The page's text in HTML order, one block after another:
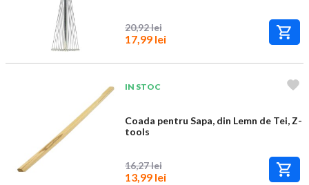
20,92 lei
17,99 lei
IN STOC
Coada pentru Sapa, din Lemn de Tei, Z-
tools
16,27 lei
13,99 lei